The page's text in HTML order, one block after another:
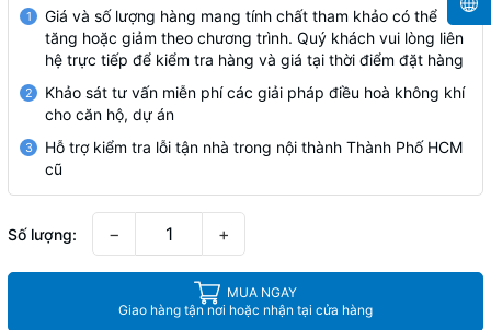
1
Giá và số lượng hàng mang tính chất tham khảo có thể
tăng hoặc giảm theo chương trình. Quý khách vui lòng liên
hệ trực tiếp để kiểm tra hàng và giá tại thời điểm đặt hàng
2
Khảo sát tư vấn miễn phí các giải pháp điều hoà không khí
cho căn hộ, dự án
3
Hỗ trợ kiểm tra lỗi tận nhà trong nội thành Thành Phố HCM
cũ
Số lượng: − +
MUA NGAY
Giao hàng tận nơi hoặc nhận tại cửa hàng